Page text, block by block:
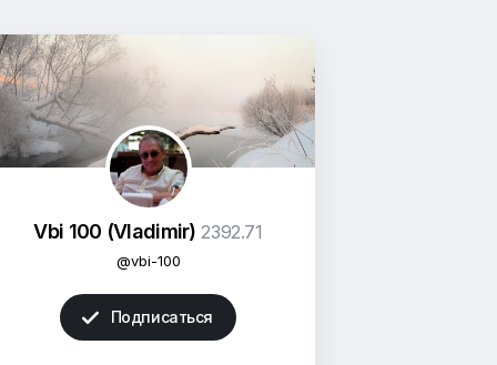
Vbi 100 (Vladimir) 2392.71
@vbi-100
 Подписаться